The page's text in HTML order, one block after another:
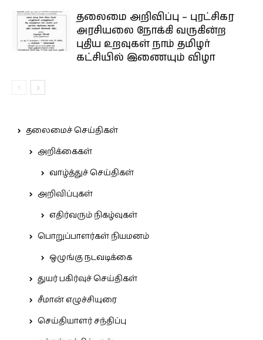
தலைமை அறிவிப்பு – புரட்சிகர
அரசியலை நோக்கி வருகின்ற
புதிய உறவுகள் நாம் தமிழர்
கட்சியில் இணையும் விழா
தலைமைச் செய்திகள்
அறிக்கைகள்
வாழ்த்துச் செய்திகள்
அறிவிப்புகள்
எதிர்வரும் நிகழ்வுகள்
பொறுப்பாளர்கள் நியமனம்
ஒழுங்கு நடவடிக்கை
துயர் பகிர்வுச் செய்திகள்
சீமான் எழுச்சியுரை
செய்தியாளர் சந்திப்பு